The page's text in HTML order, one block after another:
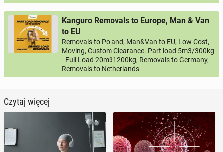
Kanguro Removals to Europe, Man & Van
to EU
Removals to Poland, Man&Van to EU, Low Cost,
Moving, Custom Clearance. Part load 5m3/300kg
- Full Load 20m31200kg, Removals to Germany,
Removals to Netherlands
Czytaj więcej